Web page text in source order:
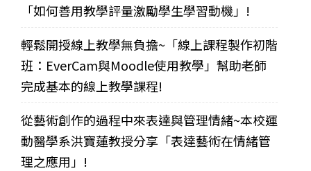
「如何善用教學評量激勵學生學習動機」!
輕鬆開授線上教學無負擔~「線上課程製作初階
班：EverCam與Moodle使用教學」幫助老師
完成基本的線上教學課程!
從藝術創作的過程中來表達與管理情緒~本校運
動醫學系洪寶蓮教授分享「表達藝術在情緒管
理之應用」!